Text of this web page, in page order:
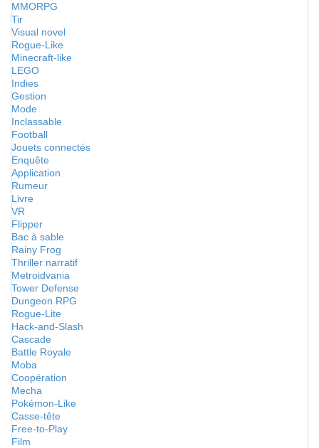
MMORPG
Tir
Visual novel
Rogue-Like
Minecraft-like
LEGO
Indies
Gestion
Mode
Inclassable
Football
Jouets connectés
Enquête
Application
Rumeur
Livre
VR
Flipper
Bac à sable
Rainy Frog
Thriller narratif
Metroidvania
Tower Defense
Dungeon RPG
Rogue-Lite
Hack-and-Slash
Cascade
Battle Royale
Moba
Coopération
Mecha
Pokémon-Like
Casse-tête
Free-to-Play
Film